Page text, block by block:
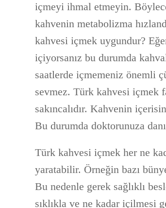
içmeyi ihmal etmeyin.
kahvenin metabolizma
kahvesi içmek uygundur?
içiyorsanız bu durumda
saatlerde içmemeniz önemli
sevmez. Türk kahvesi içmek
sakıncalıdır. Kahvenin
Bu durumda doktorunuza
Türk kahvesi içmek her ne
yaratabilir. Örneğin bazı
Bu nedenle gerek sağlıklı
sıklıkla ve ne kadar içilmesi